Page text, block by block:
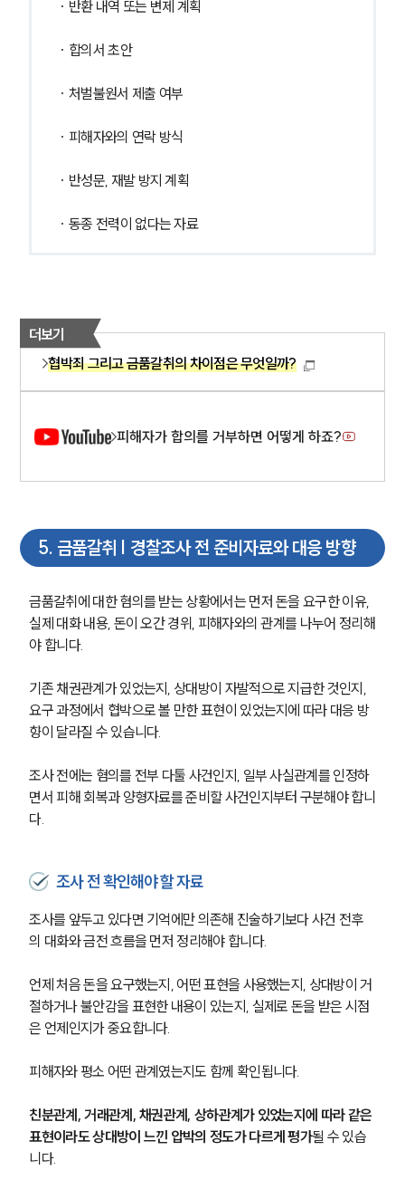
· 반환 내역 또는 변제 계획
· 합의서 초안
· 처벌불원서 제출 여부
· 피해자와의 연락 방식
· 반성문, 재발 방지 계획
· 동종 전력이 없다는 자료
더보기
협박죄 그리고 금품갈취의 차이점은 무엇일까?
피해자가 합의를 거부하면 어떻게 하죠?
5. 금품갈취 | 경찰조사 전 준비자료와 대응 방향
금품갈취에 대한 혐의를 받는 상황에서는 먼저 돈을 요구한 이유,
실제 대화 내용, 돈이 오간 경위, 피해자와의 관계를 나누어 정리해
야 합니다.
기존 채권관계가 있었는지, 상대방이 자발적으로 지급한 것인지,
요구 과정에서 협박으로 볼 만한 표현이 있었는지에 따라 대응 방
향이 달라질 수 있습니다.
조사 전에는 혐의를 전부 다툴 사건인지, 일부 사실관계를 인정하
면서 피해 회복과 양형자료를 준비할 사건인지부터 구분해야 합니
다.
조사 전 확인해야 할 자료
조사를 앞두고 있다면 기억에만 의존해 진술하기보다 사건 전후
의 대화와 금전 흐름을 먼저 정리해야 합니다.
언제 처음 돈을 요구했는지, 어떤 표현을 사용했는지, 상대방이 거
절하거나 불안감을 표현한 내용이 있는지, 실제로 돈을 받은 시점
은 언제인지가 중요합니다.
피해자와 평소 어떤 관계였는지도 함께 확인됩니다.
친분관계, 거래관계, 채권관계, 상하관계가 있었는지에 따라 같은
표현이라도 상대방이 느낀 압박의 정도가 다르게 평가될 수 있습
니다.